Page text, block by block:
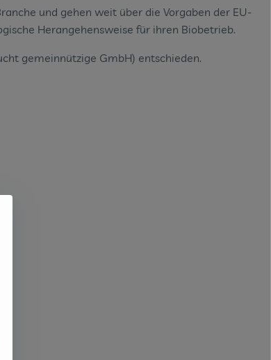
und gehen weit über die Vorgaben der EU-
Herangehensweise für ihren Biobetrieb.
gemeinnützige GmbH) entschieden.